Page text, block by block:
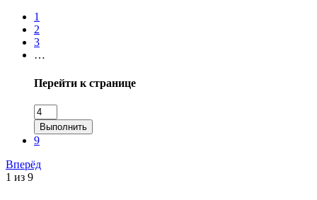
1
2
3
…
Перейти к странице
Выполнить
9
Вперёд
1 из 9